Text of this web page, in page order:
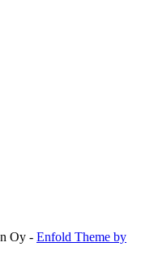
Oy - Enfold Theme by